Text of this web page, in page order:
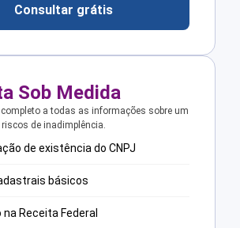
Consultar grátis
Sob Medida
a todas as informações sobre um
riscos de inadimplência.
de existência do CNPJ
básicos
Receita Federal